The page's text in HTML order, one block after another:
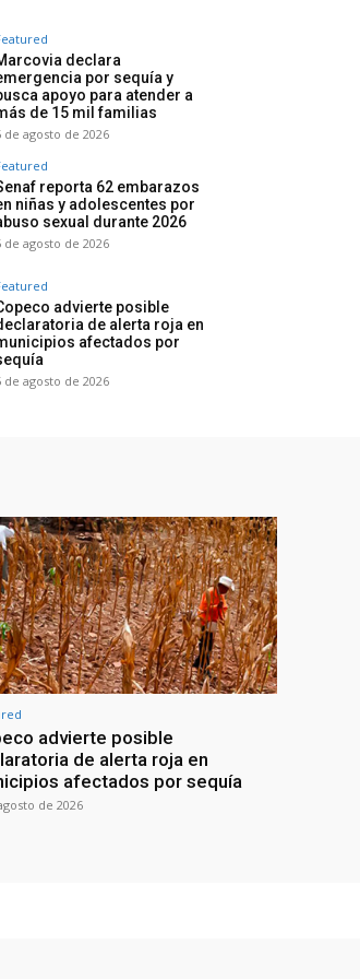
declara
por sequía y
apoyo para atender a
de 15 mil familias
de agosto de 2026
reporta 62 embarazos
niñas y adolescentes por
sexual durante 2026
de agosto de 2026
advierte posible
de alerta roja en
afectados por
de agosto de 2026
advierte posible
de alerta roja en
afectados por sequía
de 2026